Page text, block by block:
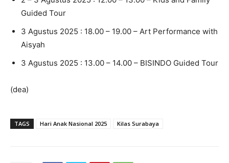
Guided Tour
3 Agustus 2025 : 18.00 – 19.00 – Art Performance with
Aisyah
3 Agustus 2025 : 13.00 – 14.00 – BISINDO Guided Tour
(dea)
TAGS Hari Anak Nasional 2025 Kilas Surabaya